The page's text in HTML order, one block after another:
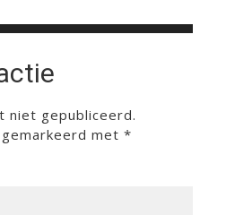
niet gepubliceerd.
met*